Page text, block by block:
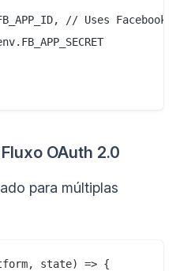
// Uses Facebook
OAuth 2.0
para múltiplas
state) => {